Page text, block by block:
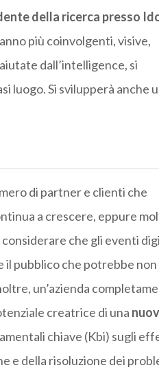
della ricerca presso
più coinvolgenti, visive,
dall’intelligence, si
luogo. Si svilupperà anche
di partner e clienti che
a crescere, eppure
che gli eventi
il pubblico che potrebbe non
un’azienda
creatrice di una
chiave (Kbi) sugli
e della risoluzione dei